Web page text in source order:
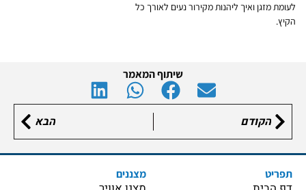
לעומת מזגן ואיך ליהנות מקירור נעים לאורך כל
הקיץ.
שיתוף המאמר
הקודם הבא
תפריט מצננים